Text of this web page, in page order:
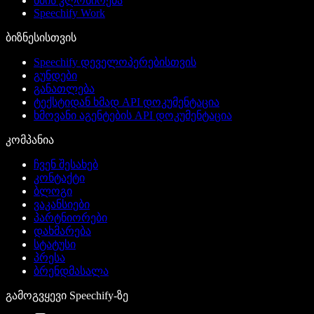
Speechify Work
ბიზნესისთვის
Speechify დეველოპერებისთვის
გუნდები
განათლება
ტექსტიდან ხმად API დოკუმენტაცია
ხმოვანი აგენტების API დოკუმენტაცია
კომპანია
ჩვენ შესახებ
კონტაქტი
ბლოგი
ვაკანსიები
პარტნიორები
დახმარება
სტატუსი
პრესა
ბრენდმასალა
გამოგვყევი Speechify-ზე